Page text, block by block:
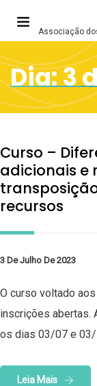
Associação
Dia:3
Curso –
adicionais e
recursos
3 De Julho De 2023
O curso voltado
inscrições abertas.
os dias 03/07 e
Leia Mais